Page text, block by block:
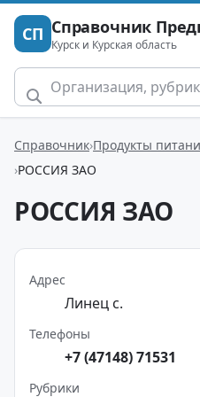
СП Справочник
Курск и Курская область
Справочник Продукты
РОССИЯ ЗАО
РОССИЯ ЗАО
Адрес
Линец с.
Телефоны
+7 (47148) 71531
Рубрики